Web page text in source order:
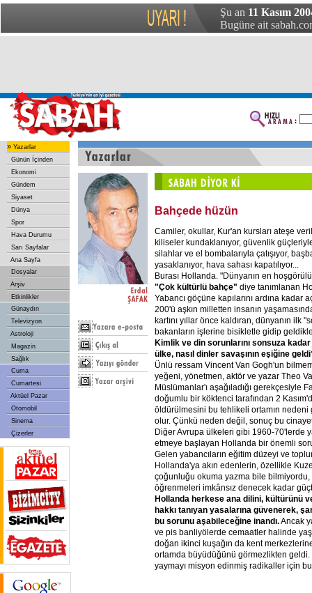
Şu an 11 Kasım
Bugüne ait
» Yazarlar
Günün İçinden
Ekonomi
Gündem
Siyaset
Dünya
Spor
Hava Durumu
Sarı Sayfalar
Ana Sayfa
Dosyalar
Arşiv
Etkinlikler
Günaydın
Televizyon
Astroloji
Magazin
Sağlık
Cuma
Cumartesi
Aktüel Pazar
Otomobil
Sinema
Çizerler
Bahçede hüzün
Camiler, okullar, Kur'an kursları ateşe
kiliseler kundaklanıyor, güvenlik
silahlar ve el bombalarıyla çatışıyor,
yasaklanıyor, hava sahası kapatılıyor...
Burası Hollanda. "Dünyanın en
"Çok kültürlü bahçe" diye tanımlanan
Yabancı göçüne kapılarını ardına kadar
200'ü aşkın milletten insanın
kartını yıllar önce kaldıran, dünyanın ilk
bakanların işlerine bisikletle gidip
Kimlik ve din sorunlarını sonsuza kadar
ülke, nasıl dinler savaşının eşiğine
Ünlü ressam Vincent Van Gogh'un
yeğeni, yönetmen, aktör ve yazar Theo
Müslümanlar'ı aşağıladığı gerekçesiyle
doğumlu bir köktenci tarafından 2
öldürülmesini bu tehlikeli ortamın nedeni
olur. Çünkü neden değil, sonuç bu
Diğer Avrupa ülkeleri gibi 1960-70'lerde
etmeye başlayan Hollanda bir önemli
Gelen yabancıların eğitim düzeyi ve
Hollanda'ya akın edenlerin, özellikle
çoğunluğu okuma yazma bile
öğrenmeleri imkânsız denecek kadar
Hollanda herkese ana dilini, kültürünü
hakkı tanıyan yasalarına güvenerek,
bu sorunu aşabileceğine inandı.Ancak
ve pis banliyölerde cemaatler halinde
doğan ikinci kuşağın da kent
ortamda büyüdüğünü görmezlikten geldi.
yaymayı misyon edinmiş radikaller için